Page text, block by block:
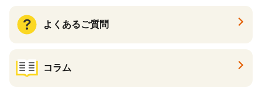
よくあるご質問
コラム